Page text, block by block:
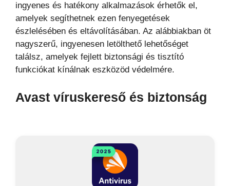
ingyenes és hatékony alkalmazások érhetők el,
amelyek segíthetnek ezen fenyegetések
észlelésében és eltávolításában. Az alábbiakban öt
nagyszerű, ingyenesen letölthető lehetőséget
találsz, amelyek fejlett biztonsági és tisztító
funkciókat kínálnak eszközöd védelmére.
Avast víruskereső és biztonság